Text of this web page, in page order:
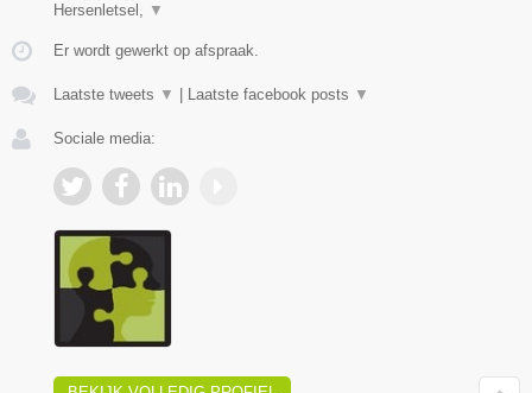
Hersenletsel, ▼
Er wordt gewerkt op afspraak.
Laatste tweets ▼ Laatste facebook posts ▼
Sociale media: